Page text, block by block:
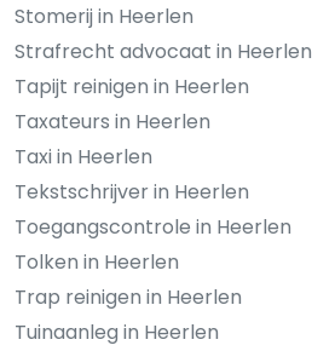
Stomerij in Heerlen
Strafrecht advocaat in Heerlen
Tapijt reinigen in Heerlen
Taxateurs in Heerlen
Taxi in Heerlen
Tekstschrijver in Heerlen
Toegangscontrole in Heerlen
Tolken in Heerlen
Trap reinigen in Heerlen
Tuinaanleg in Heerlen